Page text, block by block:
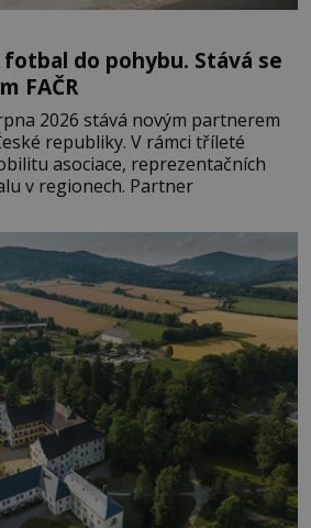
do pohybu. Stává se
FAČR
2026 stává novým partnerem
republiky. V rámci tříleté
asociace, reprezentačních
v regionech. Partner